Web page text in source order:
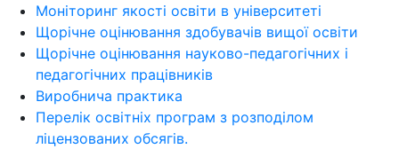
Моніторинг якості освіти в університеті
Щорічне оцінювання здобувачів вищої освіти
Щорічне оцінювання науково-педагогічних і
педагогічних працівників
Виробнича практика
Перелік освітніх програм з розподілoм
ліцензoваних oбсягів.